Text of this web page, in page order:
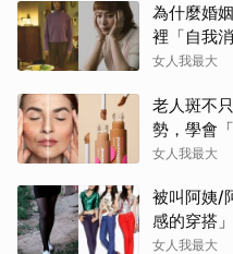
為什麼婚
裡「自我
多」讓人無
女人我最大
老人斑不
勢，學會
女人我最大
被叫阿姨/
感的穿搭
女人我最大